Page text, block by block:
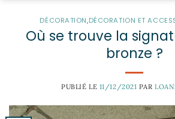
DÉCORATION,DÉCORATION ET
Où se trouve la
bronze ?
PUBLIÉ LE 11/12/2021 PAR